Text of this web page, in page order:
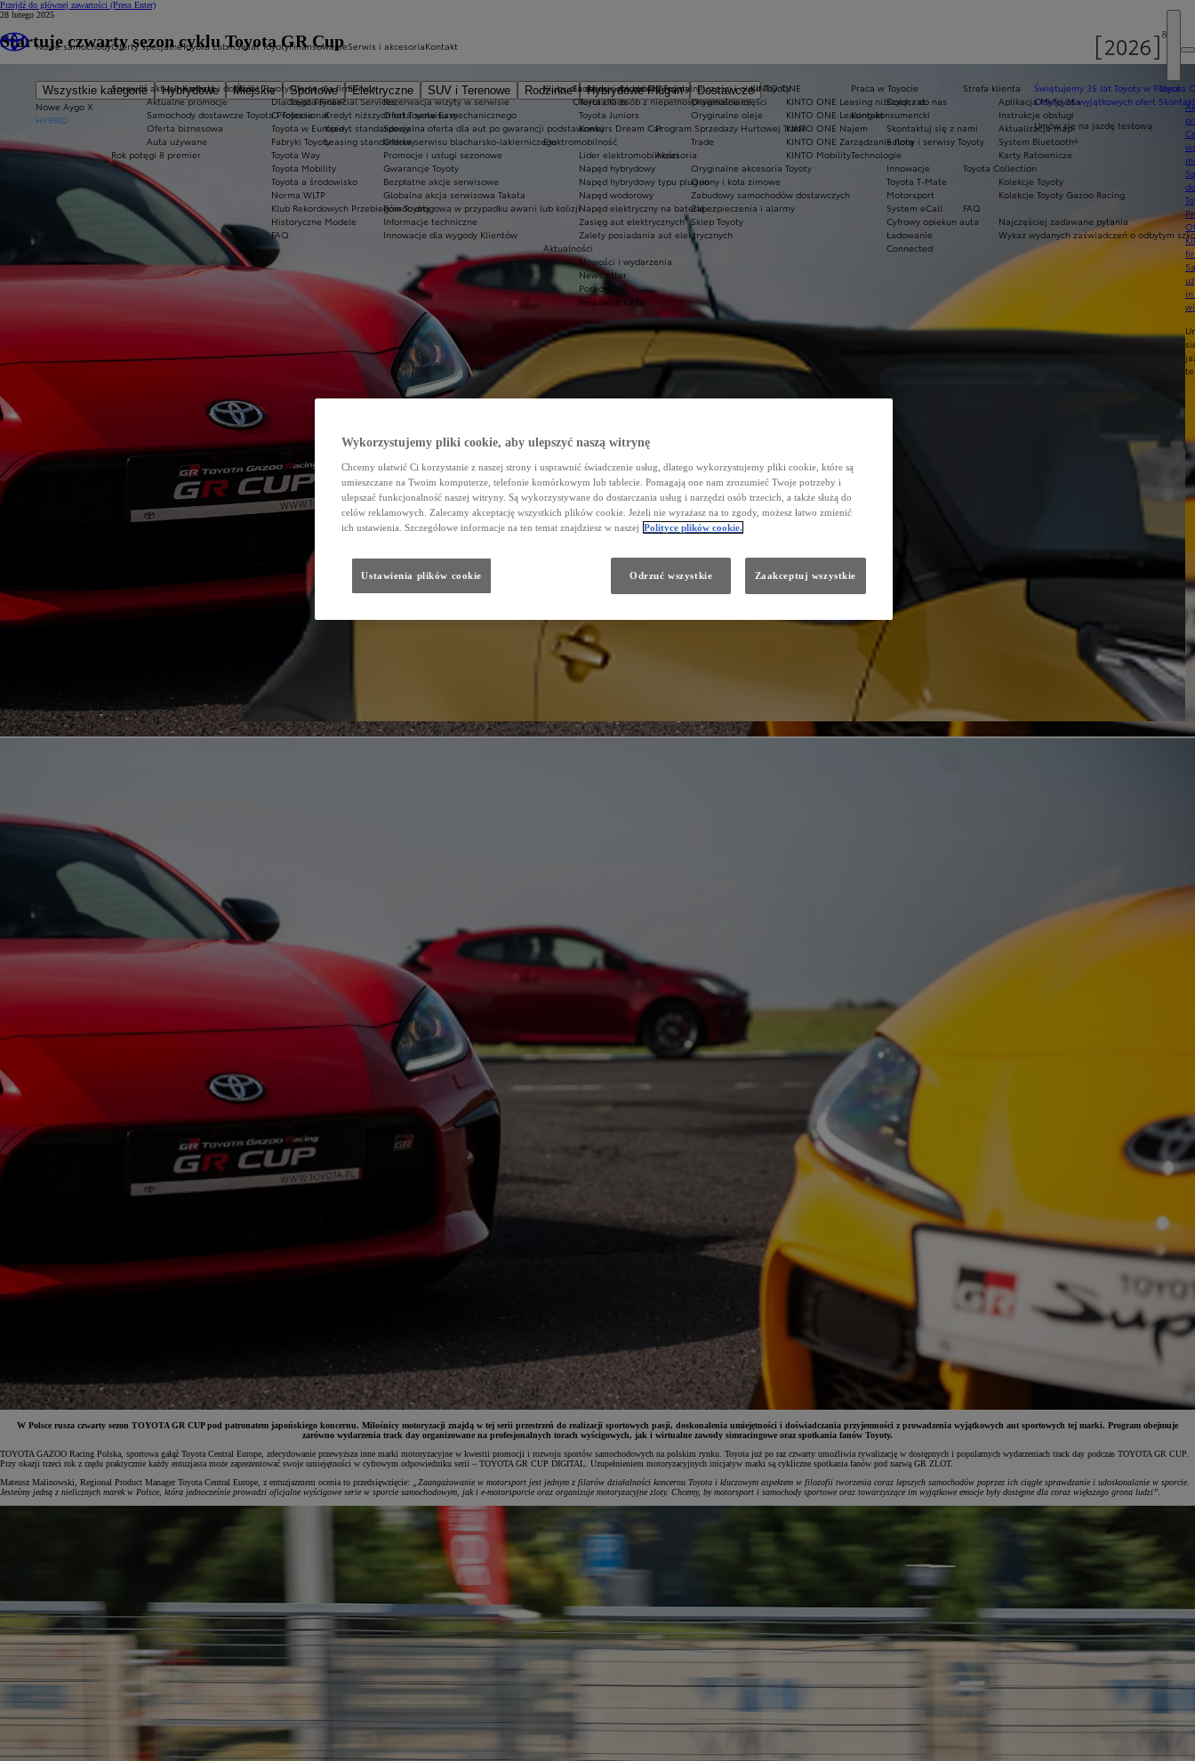
Przejdź do głównej zawartości (Press Enter)
Nowe samochody
Wszystkie kategorie Hybrydowe Miejskie Sportowe Elektryczne SUV i Terenowe Rodzinne Hybrydowe Plug-in
Dostawcze
Nowe Aygo X
HYBRID
Yaris Cross
HYBRID
Oferty specjalne
Sprawdź aktualne oferty
Aktualne promocje
Samochody dostawcze Toyota Professional
Oferta biznesowa
Auta używane
Rok potęgi 8 premier
Ekobonus dla hybryd Toyoty
Oferta dla osób z niepełnosprawnościami
Świętujemy 35 lat Toyoty w Polsce
Odkryj 35 wyjątkowych ofert
Umów się na jazdę testową
Toyota Lubin
Kontakt i dojazd
Świat Toyoty
Świat Toyoty
Dlaczego Toyota?
O Toyocie
Toyota w Europie
Fabryki Toyoty
Toyota Way
Toyota Mobility
Toyota a środowisko
Norma WLTP
Klub Rekordowych Przebiegów Toyoty
Historyczne Modele
FAQ
Kluby dla dzieci i młodzieży
Toyota Kids
Toyota Juniors
Konkurs Dream Car
Elektromobilność
Lider elektromobilności
Napęd hybrydowy
Napęd hybrydowy typu plug-in
Napęd wodorowy
Napęd elektryczny na baterię
Zasięg aut elektrycznych
Zalety posiadania aut elektrycznych
Aktualności
Nowości i wydarzenia
Newsletter
Porady
Regulacje CAFE
Praca w Toyocie
Dołącz do nas
Kontakt
Skontaktuj się z nami
Salony i serwisy Toyoty
Technologie
Innowacje
Toyota T-Mate
Motorsport
System eCall
Cyfrowy opiekun auta
Ładowanie
Connected
Toyota
Finansowanie
Oferta dla firm
Toyota Financial Services
Kredyt niższych rat Toyota Easy
Kredyt standardowy
Leasing standardowy
KINTO ONE
KINTO ONE Leasing niższych rat
KINTO ONE Leasing konsumencki
KINTO ONE Najem
KINTO ONE Zarządzanie flotą
KINTO Mobility
Serwis i akcesoria
Serwis
Rezerwacja wizyty w serwisie
Oferta serwisu mechanicznego
Specjalna oferta dla aut po gwarancji podstawowej
Oferta serwisu blacharsko-lakierniczego
Promocje i usługi sezonowe
Gwarancje Toyoty
Bezpłatne akcje serwisowe
Globalna akcja serwisowa Takata
Pomoc drogowa w przypadku awarii lub kolizji
Informacje techniczne
Innowacje dla wygody Klientów
Oryginalne części i oleje Toyoty
Oryginalne części
Oryginalne oleje
Program Sprzedaży Hurtowej Trade
Trade
Akcesoria
Oryginalne akcesoria Toyoty
Opony i koła zimowe
Zabudowy samochodów dostawczych
Zabezpieczenia i alarmy
Sklep Toyoty
Strefa klienta
Aplikacja MyToyota
Instrukcje obsługi
Aktualizacja map
System Bluetooth®
Karty Ratownicze
Toyota Collection
Kolekcje Toyoty
Kolekcje Toyoty Gazoo Racing
FAQ
Najczęściej zadawane pytania
Wykaz wydanych zaświadczeń o odbytym
Kontakt
28 lutego 2025
Startuje czwarty sezon cyklu Toyota GR Cup
W Polsce rusza czwarty sezon TOYOTA GR CUP pod patronatem japońskiego koncernu. Miłośnicy motoryzacji znajdą w tej serii przestrzeń do realizacji sportowych pasji, doskonalenia umiejętności i doświadczania przyjemności z prowadzenia wyjątkowych aut sportowych tej marki. Program obejmuje
zarówno wydarzenia track day organizowane na profesjonalnych torach wyścigowych, jak i wirtualne zawody simracingowe oraz spotkania fanów Toyoty.
TOYOTA GAZOO Racing Polska, sportowa gałąź Toyota Central Europe, zdecydowanie przewyższa inne marki motoryzacyjne w kwestii promocji i rozwoju sportów samochodowych na polskim rynku. Toyota już po raz czwarty umożliwia rywalizację w dostępnych i popularnych wydarzeniach track day podczas TOYOTA GR CUP.
Przy okazji trzeci rok z rzędu praktycznie każdy entuzjasta może zaprezentować swoje umiejętności w cyfrowym odpowiedniku serii – TOYOTA GR CUP DIGITAL. Uzupełnieniem motoryzacyjnych inicjatyw marki są cykliczne spotkania fanów pod nazwą GR ZLOT.
Mateusz Malinowski, Regional Product Manager Toyota Central Europe, z entuzjazmem ocenia to przedsięwzięcie: „Zaangażowanie w motorsport jest jednym z filarów działalności koncernu Toyota i kluczowym aspektem w filozofii tworzenia coraz lepszych samochodów poprzez ich ciągłe sprawdzanie i udoskonalanie w sporcie.
Jesteśmy jedną z nielicznych marek w Polsce, która jednocześnie prowadzi oficjalne wyścigowe serie w sporcie samochodowym, jak i e-motorsporcie oraz organizuje motoryzacyjne zloty. Chcemy, by motorsport i samochody sportowe oraz towarzyszące im wyjątkowe emocje były dostępne dla coraz większego grona ludzi”.
Wykorzystujemy pliki cookie, aby ulepszyć naszą witrynę
Chcemy ułatwić Ci korzystanie z naszej strony i usprawnić świadczenie usług, dlatego wykorzystujemy pliki cookie, które są
umieszczane na Twoim komputerze, telefonie komórkowym lub tablecie. Pomagają one nam zrozumieć Twoje potrzeby i
ulepszać funkcjonalność naszej witryny. Są wykorzystywane do dostarczania usług i narzędzi osób trzecich, a także służą do
celów reklamowych. Zalecamy akceptację wszystkich plików cookie. Jeżeli nie wyrażasz na to zgody, możesz łatwo zmienić
ich ustawienia. Szczegółowe informacje na ten temat znajdziesz w naszej Polityce plików cookie.
Odrzuć wszystkie Zaakceptuj wszystkie
Ustawienia plików cookie